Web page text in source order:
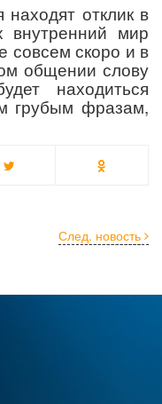
находят отклик в
внутренний мир
совсем скоро и в
общении слову
находиться
грубым фразам,
След. новость